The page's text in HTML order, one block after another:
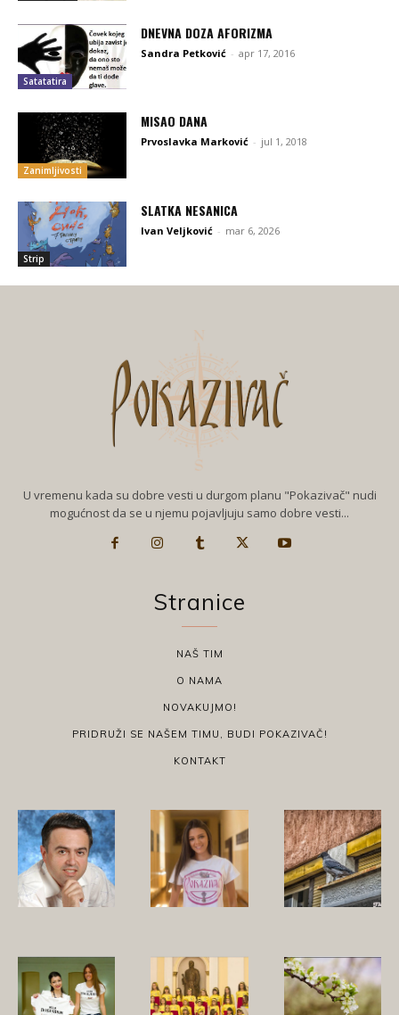
Satatatira
DNEVNA DOZA AFORIZMA
Sandra Petković - apr 17, 2016
Zanimljivosti
MISAO DANA
Prvoslavka Marković - jul 1, 2018
Strip
SLATKA NESANICA
Ivan Veljković - mar 6, 2026
U vremenu kada su dobre vesti u durgom planu "Pokazivač" nudi
mogućnost da se u njemu pojavljuju samo dobre vesti...
Stranice
NAŠ TIM
O NAMA
NOVAKUJMO!
PRIDRUŽI SE NAŠEM TIMU, BUDI POKAZIVAČ!
KONTAKT